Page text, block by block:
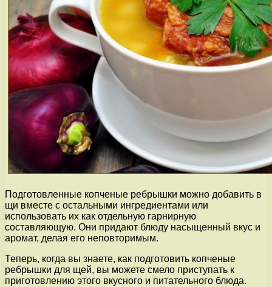
Подготовленные копченые ребрышки можно добавить в
щи вместе с остальными ингредиентами или
использовать их как отдельную гарнирную
составляющую. Они придают блюду насыщенный вкус и
аромат, делая его неповторимым.
Теперь, когда вы знаете, как подготовить копченые
ребрышки для щей, вы можете смело приступать к
приготовлению этого вкусного и питательного блюда.